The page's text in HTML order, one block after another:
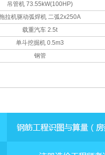
吊管机 73.55kW(100HP)
拉机驱动弧焊机 二弧2x250A
载重汽车 2.5t
单斗挖掘机 0.5m3
钢管